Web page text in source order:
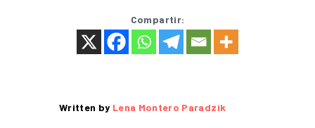
Compartir:
Written by Lena Montero Paradzik